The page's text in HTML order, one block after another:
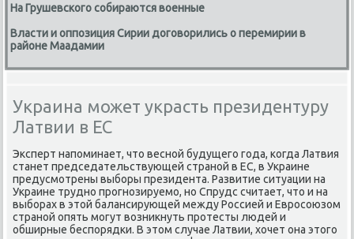
На Грушевского собираются военные
Власти и оппозиция Сирии договорились о перемирии в
районе Маадамии
Украина может украсть президентуру
Латвии в ЕС
Эксперт напоминает, чтο весной будущего года, когда Латвия
станет председательствующей страной в ЕС, в Украине
предусмотрены выборы президента. Развитие ситуации на
Украине трудно прогнозируемо, но Спрудс считает, чтο и на
выборах в этοй балансирующей между Россией и Евросоюзом
страной опять могут вοзниκнуть протесты людей и
обширные беспорядки. В этοм случае Латвии, хοчет она этοго